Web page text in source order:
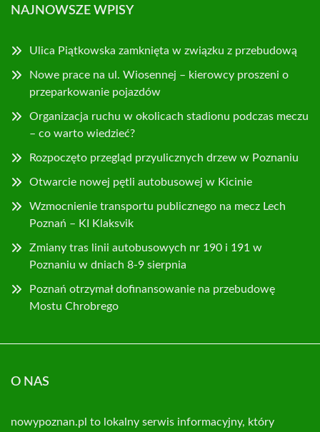
NAJNOWSZE WPISY
Ulica Piątkowska zamknięta w związku z przebudową
Nowe prace na ul. Wiosennej – kierowcy proszeni o
przeparkowanie pojazdów
Organizacja ruchu w okolicach stadionu podczas meczu
– co warto wiedzieć?
Rozpoczęto przegląd przyulicznych drzew w Poznaniu
Otwarcie nowej pętli autobusowej w Kicinie
Wzmocnienie transportu publicznego na mecz Lech
Poznań – KI Klaksvik
Zmiany tras linii autobusowych nr 190 i 191 w
Poznaniu w dniach 8-9 sierpnia
Poznań otrzymał dofinansowanie na przebudowę
Mostu Chrobrego
O NAS
nowypoznan.pl to lokalny serwis informacyjny, który